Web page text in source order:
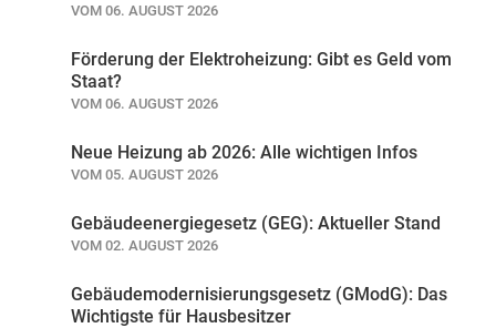
VOM 06. AUGUST 2026
Förderung der Elektroheizung: Gibt es Geld vom
Staat?
VOM 06. AUGUST 2026
Neue Heizung ab 2026: Alle wichtigen Infos
VOM 05. AUGUST 2026
Gebäudeenergiegesetz (GEG): Aktueller Stand
VOM 02. AUGUST 2026
Gebäudemodernisierungsgesetz (GModG): Das
Wichtigste für Hausbesitzer